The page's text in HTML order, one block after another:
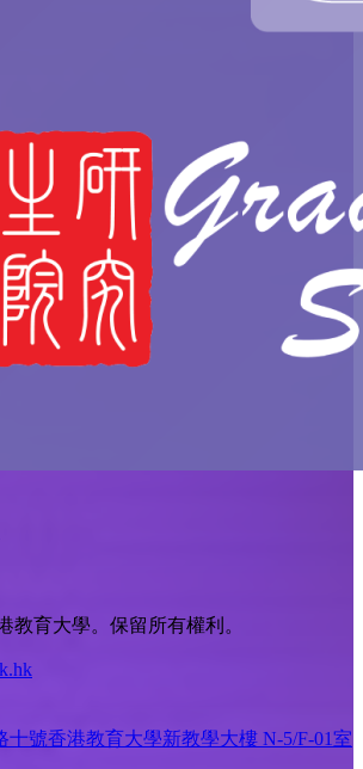
教育大學。保留所有權利。
十號香港教育大學新教學大樓 N-5/F-01室